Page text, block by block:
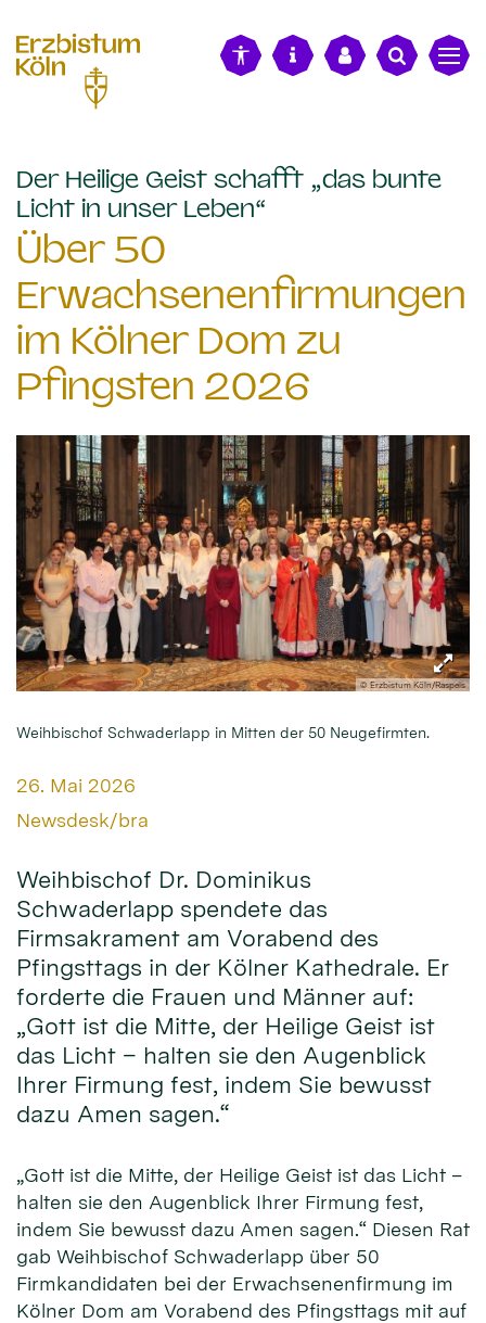
Der Heilige Geist schafft „das bunte
Licht in unser Leben“
Über 50
Erwachsenenfirmungen
im Kölner Dom zu
Pfingsten 2026
© Erzbistum Köln/Raspels
Weihbischof Schwaderlapp in Mitten der 50 Neugefirmten.
Datum:
26. Mai 2026
Von:
Newsdesk/bra
Weihbischof Dr. Dominikus
Schwaderlapp spendete das
Firmsakrament am Vorabend des
Pfingsttags in der Kölner Kathedrale. Er
forderte die Frauen und Männer auf:
„Gott ist die Mitte, der Heilige Geist ist
das Licht – halten sie den Augenblick
Ihrer Firmung fest, indem Sie bewusst
dazu Amen sagen.“
„Gott ist die Mitte, der Heilige Geist ist das Licht –
halten sie den Augenblick Ihrer Firmung fest,
indem Sie bewusst dazu Amen sagen.“ Diesen Rat
gab Weihbischof Schwaderlapp über 50
Firmkandidaten bei der Erwachsenenfirmung im
Kölner Dom am Vorabend des Pfingsttags mit auf